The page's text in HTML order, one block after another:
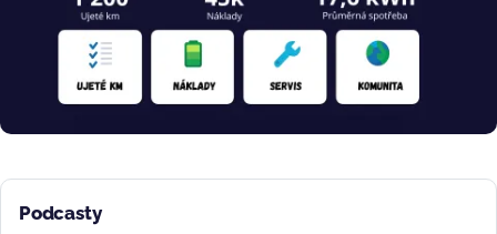
Podcasty